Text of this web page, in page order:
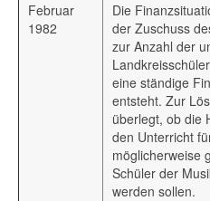
Februar
1982
Die
der Zuschuss
zur Anzahl der
eine ständige
entsteht. Zur
überlegt, ob die
den Unterricht
möglicherweise
Schüler der
werden sollen.